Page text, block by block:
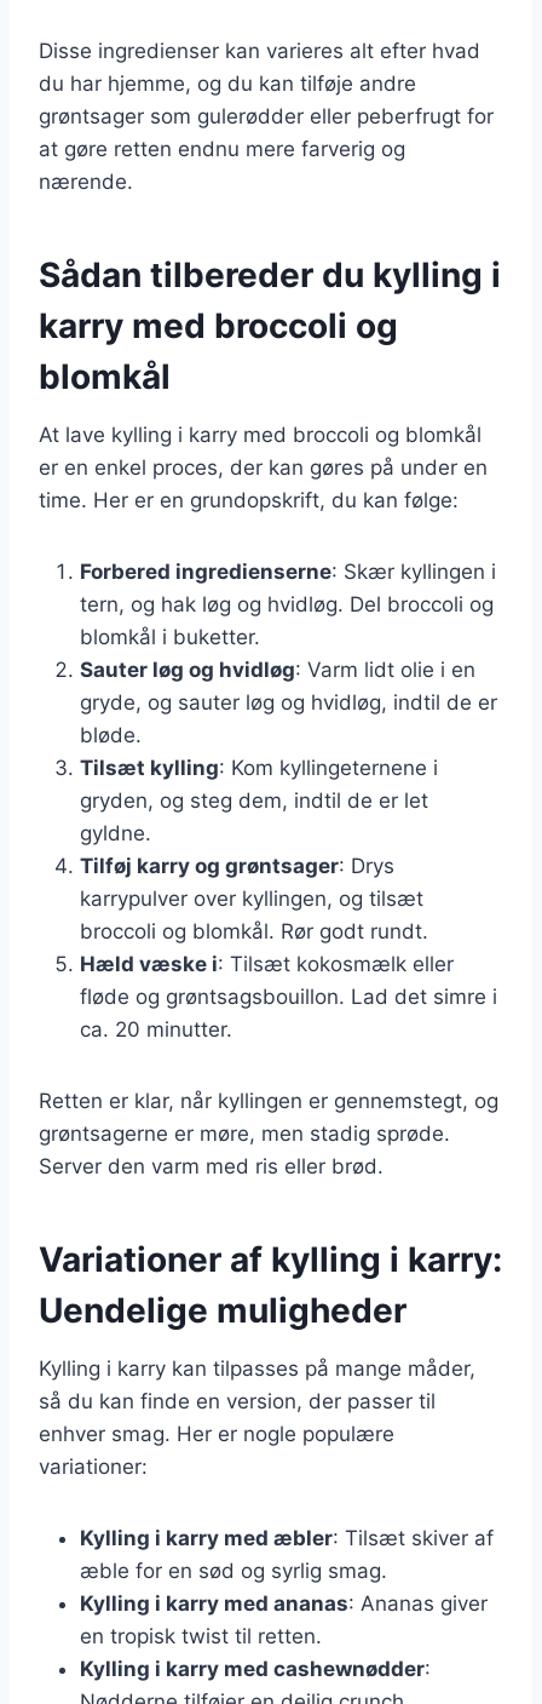
Disse ingredienser kan varieres alt efter hvad
du har hjemme, og du kan tilføje andre
grøntsager som gulerødder eller peberfrugt for
at gøre retten endnu mere farverig og
nærende.
Sådan tilbereder du kylling i
karry med broccoli og
blomkål
At lave kylling i karry med broccoli og blomkål
er en enkel proces, der kan gøres på under en
time. Her er en grundopskrift, du kan følge:
Forbered ingredienserne: Skær kyllingen i
tern, og hak løg og hvidløg. Del broccoli og
blomkål i buketter.
Sauter løg og hvidløg: Varm lidt olie i en
gryde, og sauter løg og hvidløg, indtil de er
bløde.
Tilsæt kylling: Kom kyllingeternene i
gryden, og steg dem, indtil de er let
gyldne.
Tilføj karry og grøntsager: Drys
karrypulver over kyllingen, og tilsæt
broccoli og blomkål. Rør godt rundt.
Hæld væske i: Tilsæt kokosmælk eller
fløde og grøntsagsbouillon. Lad det simre i
ca. 20 minutter.
Retten er klar, når kyllingen er gennemstegt, og
grøntsagerne er møre, men stadig sprøde.
Server den varm med ris eller brød.
Variationer af kylling i karry:
Uendelige muligheder
Kylling i karry kan tilpasses på mange måder,
så du kan finde en version, der passer til
enhver smag. Her er nogle populære
variationer:
Kylling i karry med æbler: Tilsæt skiver af
æble for en sød og syrlig smag.
Kylling i karry med ananas: Ananas giver
en tropisk twist til retten.
Kylling i karry med cashewnødder: